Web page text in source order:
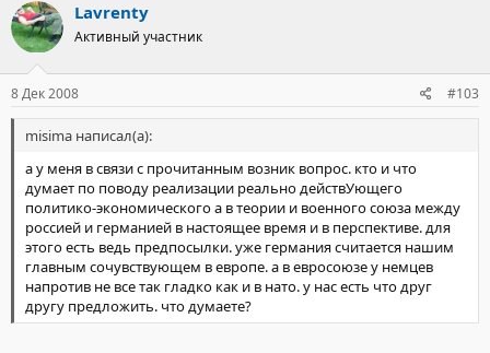
Lavrenty
Активный участник
8 Дек 2008 #103
misima написал(а):
а у меня в связи с прочитанным возник вопрос. кто и что
думает по поводу реализации реально действУющего
политико-экономического а в теории и военного союза между
россией и германией в настоящее время и в перспективе. для
этого есть ведь предпосылки. уже германия считается нашим
главным сочувствующем в европе. а в евросоюзе у немцев
напротив не все так гладко как и в нато. у нас есть что друг
другу предложить. что думаете?